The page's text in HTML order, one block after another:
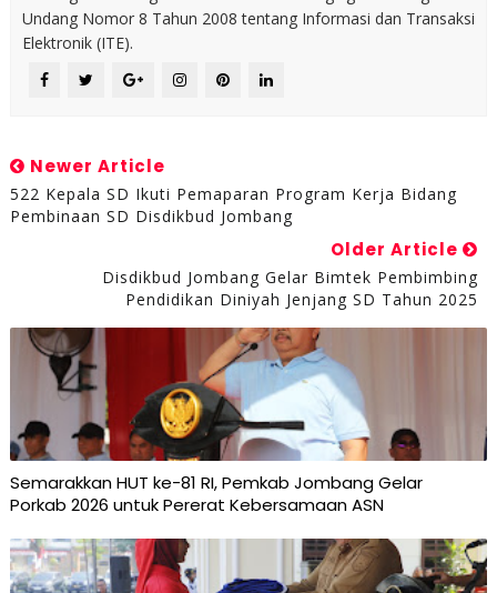
Undang Nomor 8 Tahun 2008 tentang Informasi dan Transaksi
Elektronik (ITE).
Newer Article
522 Kepala SD Ikuti Pemaparan Program Kerja Bidang
Pembinaan SD Disdikbud Jombang
Older Article
Disdikbud Jombang Gelar Bimtek Pembimbing
Pendidikan Diniyah Jenjang SD Tahun 2025
Semarakkan HUT ke-81 RI, Pemkab Jombang Gelar
Porkab 2026 untuk Pererat Kebersamaan ASN